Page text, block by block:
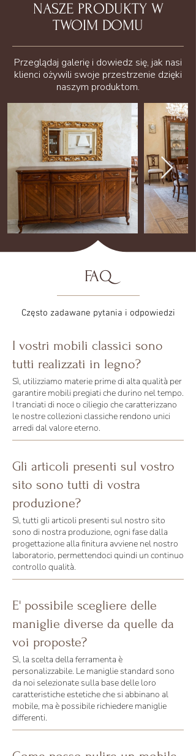
NASZE PRODUKTY W
TWOIM DOMU
Przeglądaj galerię i dowiedz się, jak nasi
klienci ożywili swoje przestrzenie dzięki
naszym produktom.
FAQ
Często zadawane pytania i odpowiedzi
I vostri mobili classici sono
tutti realizzati in legno?
Sì, utilizziamo materie prime di alta qualità per
garantire mobili pregiati che durino nel tempo.
I tranciati di noce o ciliegio che caratterizzano
le nostre collezioni classiche rendono unici
arredi dal valore eterno.
Gli articoli presenti sul vostro
sito sono tutti di vostra
produzione?
Sì, tutti gli articoli presenti sul nostro sito
sono di nostra produzione, ogni fase dalla
progettazione alla finitura avviene nel nostro
laboratorio, permettendoci quindi un continuo
controllo qualità.
E' possibile scegliere delle
maniglie diverse da quelle da
voi proposte?
Sì, la scelta della ferramenta è
personalizzabile. Le maniglie standard sono
da noi selezionate sulla base delle loro
caratteristiche estetiche che si abbinano al
mobile, ma è possibile richiedere maniglie
differenti.